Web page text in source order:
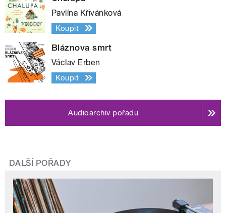
Pavlína Křivánková
Koupit
Bláznova smrt
Václav Erben
Koupit
Audioarchiv pořadu
DALŠÍ POŘADY